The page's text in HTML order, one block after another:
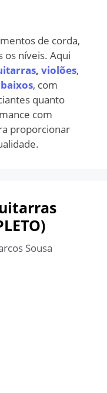
de corda,
os níveis. Aqui
, violões,
, com
quanto
com
proporcionar
Sousa